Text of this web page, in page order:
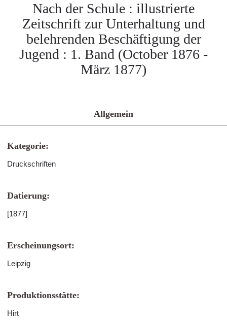
Nach der Schule : illustrierte
Zeitschrift zur Unterhaltung und
belehrenden Beschäftigung der
Jugend : 1. Band (October 1876 -
März 1877)
Allgemein
Kategorie:
Druckschriften
Datierung:
[1877]
Erscheinungsort:
Leipzig
Produktionsstätte:
Hirt